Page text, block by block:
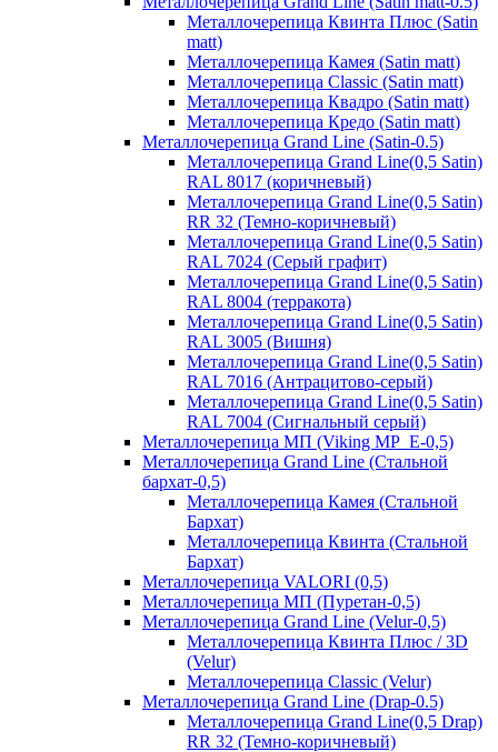
Металлочерепица Квинта Плюс (Satin
matt)
Металлочерепица Камея (Satin matt)
Металлочерепица Classic (Satin matt)
Металлочерепица Квадро (Satin matt)
Металлочерепица Кредо (Satin matt)
Металлочерепица Grand Line (Satin-0.5)
Металлочерепица Grand Line(0,5 Satin)
RAL 8017 (коричневый)
Металлочерепица Grand Line(0,5 Satin)
RR 32 (Темно-коричневый)
Металлочерепица Grand Line(0,5 Satin)
RAL 7024 (Серый графит)
Металлочерепица Grand Line(0,5 Satin)
RAL 8004 (терракота)
Металлочерепица Grand Line(0,5 Satin)
RAL 3005 (Вишня)
Металлочерепица Grand Line(0,5 Satin)
RAL 7016 (Антрацитово-серый)
Металлочерепица Grand Line(0,5 Satin)
RAL 7004 (Сигнальный серый)
Металлочерепица МП (Viking MP_E-0,5)
Металлочерепица Grand Line (Стальной
бархат-0,5)
Металлочерепица Камея (Стальной
Бархат)
Металлочерепица Квинта (Стальной
Бархат)
Металлочерепица VALORI (0,5)
Металлочерепица МП (Пуретан-0,5)
Металлочерепица Grand Line (Velur-0,5)
Металлочерепица Квинта Плюс / 3D
(Velur)
Металлочерепица Classic (Velur)
Металлочерепица Grand Line (Drap-0.5)
Металлочерепица Grand Line(0,5 Drap)
RR 32 (Темно-коричневый)